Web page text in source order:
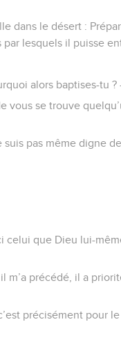
dans le désert :
lesquels il puisse
alors baptises-tu
vous se trouve
suis pas même digne de
celui que Dieu lui-
m’a précédé, il a
précisément pour